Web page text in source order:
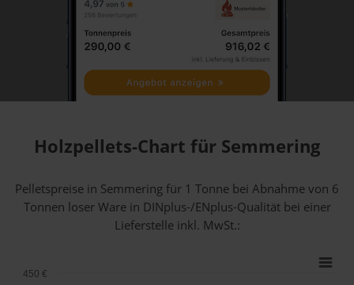
Holzpellets-Chart für Semmering
Pelletspreise in Semmering für 1 Tonne bei Abnahmevon 6
Tonnen loser Warein DINplus-/ENplus-Qualität bei einer
Lieferstelle inkl. MwSt.:
450 €